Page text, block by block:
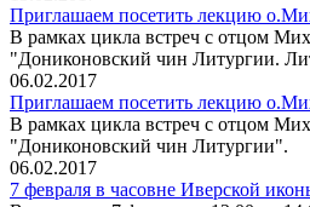
Приглашаем посетить лекцию
В рамках цикла встреч с отцом
"Дониконовский чин Литургии.
06.02.2017
Приглашаем посетить лекцию
В рамках цикла встреч с отцом
"Дониконовский чин Литургии".
06.02.2017
7 февраля в часовне Иверской